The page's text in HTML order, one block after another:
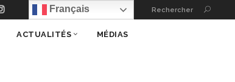
Français Rechercher
ACTUALITÉS MÉDIAS